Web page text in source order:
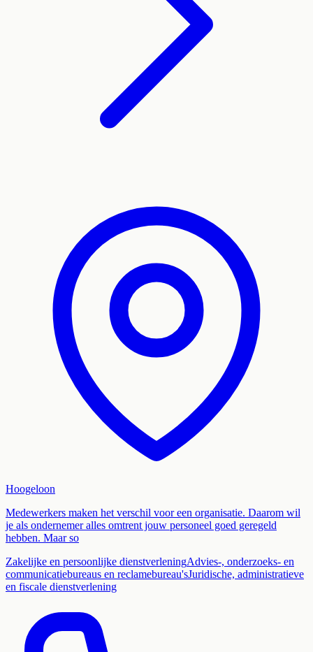
Hoogeloon
Medewerkers maken het verschil voor een organisatie. Daarom wil
je als ondernemer alles omtrent jouw personeel goed geregeld
hebben. Maar so
Zakelijke en persoonlijke dienstverleningAdvies-, onderzoeks- en
communicatiebureaus en reclamebureau'sJuridische, administratieve
en fiscale dienstverlening